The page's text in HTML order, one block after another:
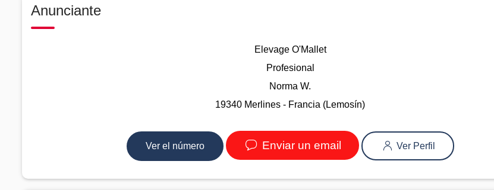
Anunciante
Elevage O'Mallet
Profesional
Norma W.
19340 Merlines - Francia (Lemosín)
Ver el número Enviar un email Ver Perfil